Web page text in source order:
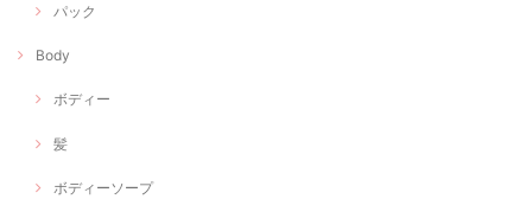
パック
Body
ボディー
髪
ボディーソープ